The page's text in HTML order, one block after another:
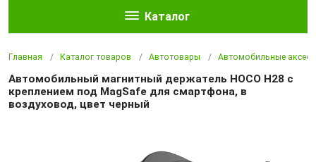
Каталог
Главная Каталог товаров Автотовары Автомобильные
Автомобильный магнитный держатель HOCO H28 с
креплением под MagSafe для смартфона, в
воздуховод, цвет черный